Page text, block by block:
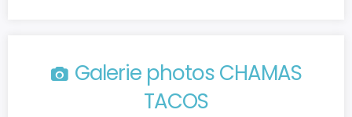
Galerie photos CHAMAS
TACOS